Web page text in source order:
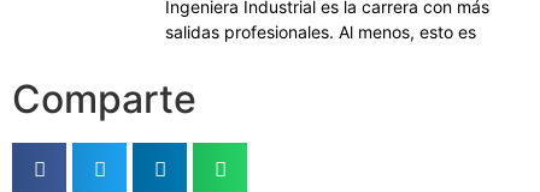
Ingeniera Industrial es la carrera con más
salidas profesionales. Al menos, esto es
Comparte